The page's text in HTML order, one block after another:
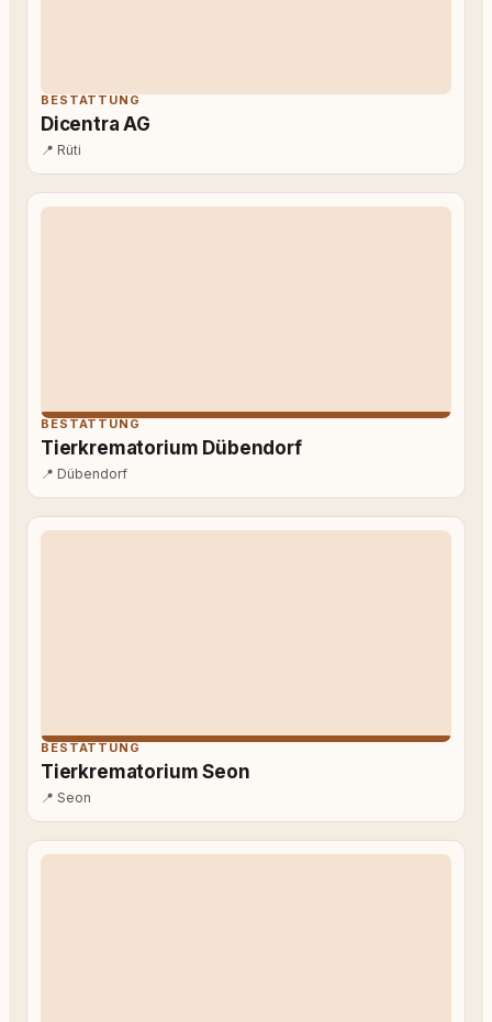
BESTATTUNG
Dicentra AG
📍 Rüti
BESTATTUNG
Tierkrematorium Dübendorf
📍 Dübendorf
BESTATTUNG
Tierkrematorium Seon
📍 Seon